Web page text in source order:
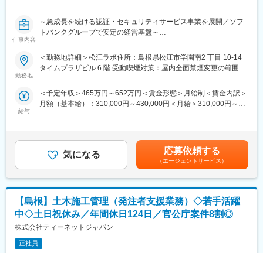
変更の範囲：会社の定める業務
キュリティに携われる仕事です。設備保守だけでなく、提案や現
場管理にも挑戦できるため、技術職として幅広い経験と専門性を
身につけられます。
・未経験歓迎。資格取得費用や研修費用は会社負担となり、段階
的に専門技術を習得できます。
日、各種福利厚生が充実しています。
・社会インフラを支える重要施設の安全に貢献でき、将来的には
入社後約1年は、先輩社員と共に現場での施工・点検業務を通じて
電気知識や現場知識などの基本的なスキルを習得します。協力会
社の方含め、フランクに話やすい先輩が多いため、疑問点を質問
2～3年を目安に独り立ちし、中堅社員として経験を積んだ後は、
より大規模なプロジェクトを担当します。
希望や適性に応じて、セキュリティシステムの設計や新技術の開
発など、幅広いキャリアパスを描くことも可能です。
さらに、マネジメント志向の方には、チームリーダーとして部下
の育成や組織運営に携わる機会もあります。このように、多様な
経験を通じて貴方の成長をサポートします。
仕事内容
～急成長を続ける認証・セキュリティサービス事業を展開／ソフ
トバンクグループで安定の経営基盤～
【業務概要】
2025年に立ち上げたばかりの新運用拠点を舞台に、当社データセ
単なるオペレーションに留まらず、サーバ・ハードウェアの構築
からシステムテスト、安定稼働に向けた継続的な運用改善まで、
【業務内容】
・サーバ・インフラ構築: OS（Windows/Linux）およびミドルウ
ェアの設計・構築・テスト
・システム運用・保守: 24/365の安定稼働を実現するための監視、
トラブルシューティング、パフォーマンス最適化
・運用設計・移管: 構築したシステムをスムーズに運用へ乗せるた
めのドキュメント作成やプロセス整備
・拠点連携: 複数拠点のメンバーと連携したクロスファンクショナ
ルなタスク遂行
勤務地
＜勤務地詳細＞松江ラボ住所：島根県松江市学園南2 丁目 10-14
タイムプラザビル 6 階 受動喫煙対策：屋内全面禁煙変更の範囲：
給与
＜予定年収＞465万円～652万円＜賃金形態＞月給制＜賃金内訳＞
月額（基本給）：310,000円～430,000円＜月給＞310,000円～
は固定手当を含めた表記です。
気になる 応募依頼する
（エージェントサービス）
【島根】土木施工管理（発注者支援業務）◇若手活躍
中◇土日祝休み／年間休日124日／官公庁案件8割◎
株式会社ティーネットジャパン
正社員